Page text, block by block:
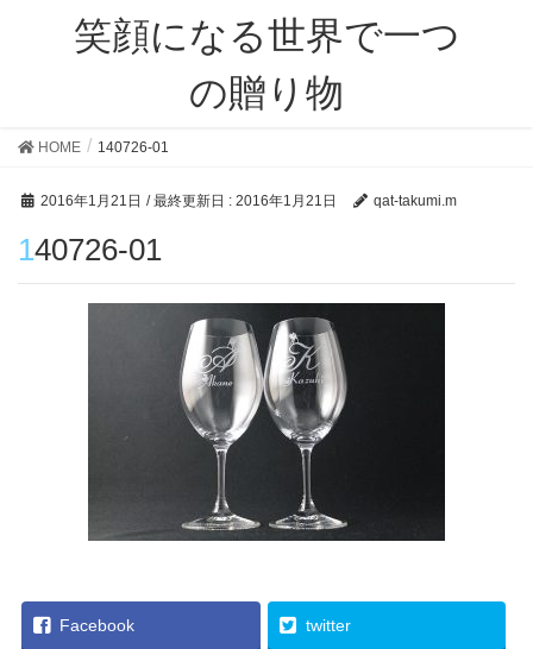
笑顔になる世界で一つ
の贈り物
HOME 140726-01
2016年1月21日 / 最終更新日 : 2016年1月21日 qat-takumi.m
140726-01
Facebook twitter